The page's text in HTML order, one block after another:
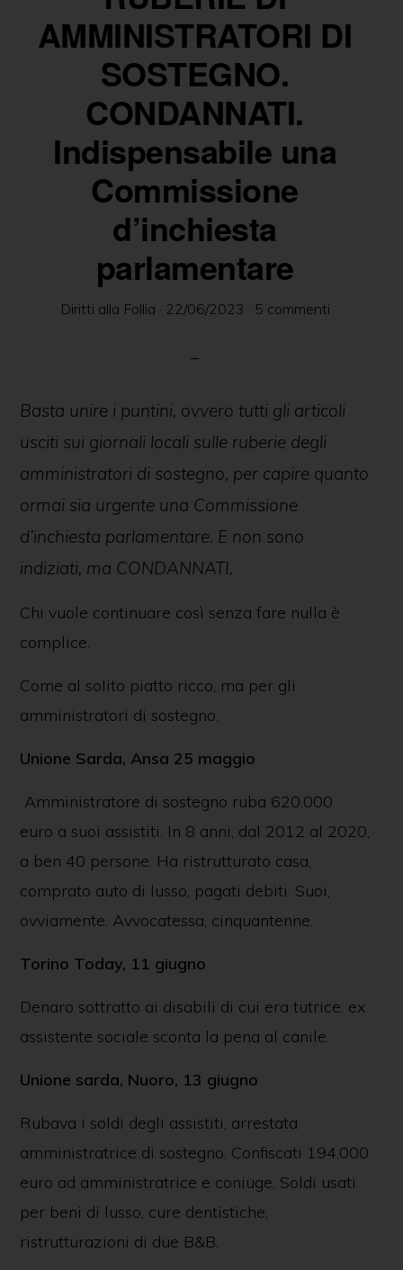
persone
psichiatrico
AMMINISTRATORI DI
SOSTEGNO.
CONDANNATI.
Indispensabile una
Commissione
d’inchiesta
parlamentare
Diritti alla Follia · 22/06/2023 · 5 commenti
Basta unire i puntini, ovvero tutti gli articoli
usciti sui giornali locali sulle ruberie degli
amministratori di sostegno, per capire quanto
ormai sia urgente una Commissione
d’inchiesta parlamentare. E non sono
indiziati, ma CONDANNATI.
Chi vuole continuare così senza fare nulla è
complice.
Come al solito piatto ricco, ma per gli
amministratori di sostegno.
Unione Sarda, Ansa 25 maggio
Amministratore di sostegno ruba 620.000
euro a suoi assistiti. In 8 anni, dal 2012 al 2020,
a ben 40 persone. Ha ristrutturato casa,
comprato auto di lusso, pagati debiti. Suoi,
ovviamente. Avvocatessa, cinquantenne.
Torino Today, 11 giugno
Denaro sottratto ai disabili di cui era tutrice: ex
assistente sociale sconta la pena al canile.
Unione sarda, Nuoro, 13 giugno
Rubava i soldi degli assistiti, arrestata
amministratrice di sostegno. Confiscati 194.000
euro ad amministratrice e coniuge. Soldi usati
per beni di lusso, cure dentistiche,
ristrutturazioni di due B&B.